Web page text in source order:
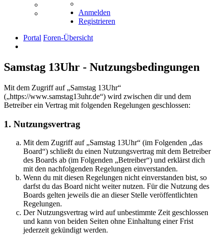
Tipprunde
Comunio
Anmelden
Registrieren
Portal Foren-Übersicht
Samstag 13Uhr - Nutzungsbedingungen
Mit dem Zugriff auf „Samstag 13Uhr“
(„https://www.samstag13uhr.de“) wird zwischen dir und dem
Betreiber ein Vertrag mit folgenden Regelungen geschlossen:
1. Nutzungsvertrag
Mit dem Zugriff auf „Samstag 13Uhr“ (im Folgenden „das
Board“) schließt du einen Nutzungsvertrag mit dem Betreiber
des Boards ab (im Folgenden „Betreiber“) und erklärst dich
mit den nachfolgenden Regelungen einverstanden.
Wenn du mit diesen Regelungen nicht einverstanden bist, so
darfst du das Board nicht weiter nutzen. Für die Nutzung des
Boards gelten jeweils die an dieser Stelle veröffentlichten
Regelungen.
Der Nutzungsvertrag wird auf unbestimmte Zeit geschlossen
und kann von beiden Seiten ohne Einhaltung einer Frist
jederzeit gekündigt werden.